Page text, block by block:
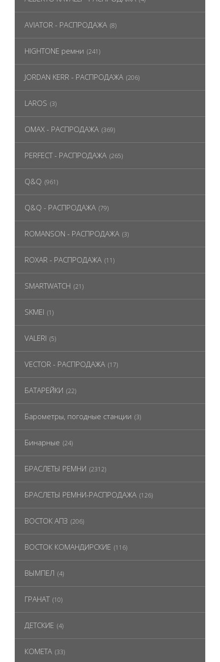
AVIATOR - РАСПРОДАЖА (8)
HIGHTONE ремни (241)
JORDAN KERR - РАСПРОДАЖА (206)
LAROS (3)
OMAX - РАСПРОДАЖА (369)
PERFECT - РАСПРОДАЖА (265)
Q&Q (961)
Q&Q - РАСПРОДАЖА (79)
ROMANSON - РАСПРОДАЖА (3)
ROXAR - РАСПРОДАЖА (11)
SMARTWATCH (21)
SKMEI (1)
VALERI (5)
VECTOR - РАСПРОДАЖА (17)
БАТАРЕЙКИ (22)
Барометры, погодные станции (3)
Бинарные (24)
БРАСЛЕТЫ РЕМНИ (2312)
БРАСЛЕТЫ РЕМНИ-РАСПРОДАЖА (126)
ВОСТОК АПЗ (206)
ВОСТОК КОМАНДИРСКИЕ (116)
ВЫМПЕЛ (4)
ГРАНАТ (10)
ДЕТСКИЕ (4)
КОМЕТА (33)